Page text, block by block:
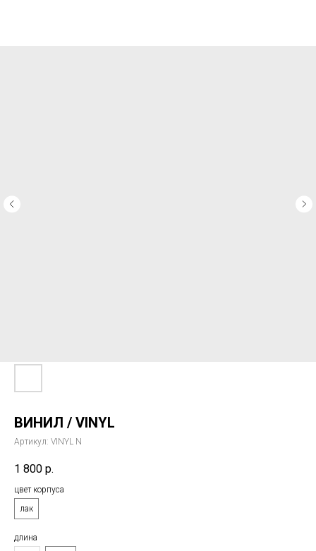
ВИНИЛ / VINYL
Артикул: VINYL N
1 800 р.
цвет корпуса
лак
длина